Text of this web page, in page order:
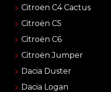
Citroën C4 Cactus
Citroën C5
Citroën C6
Citroën Jumper
Dacia Duster
Dacia Logan